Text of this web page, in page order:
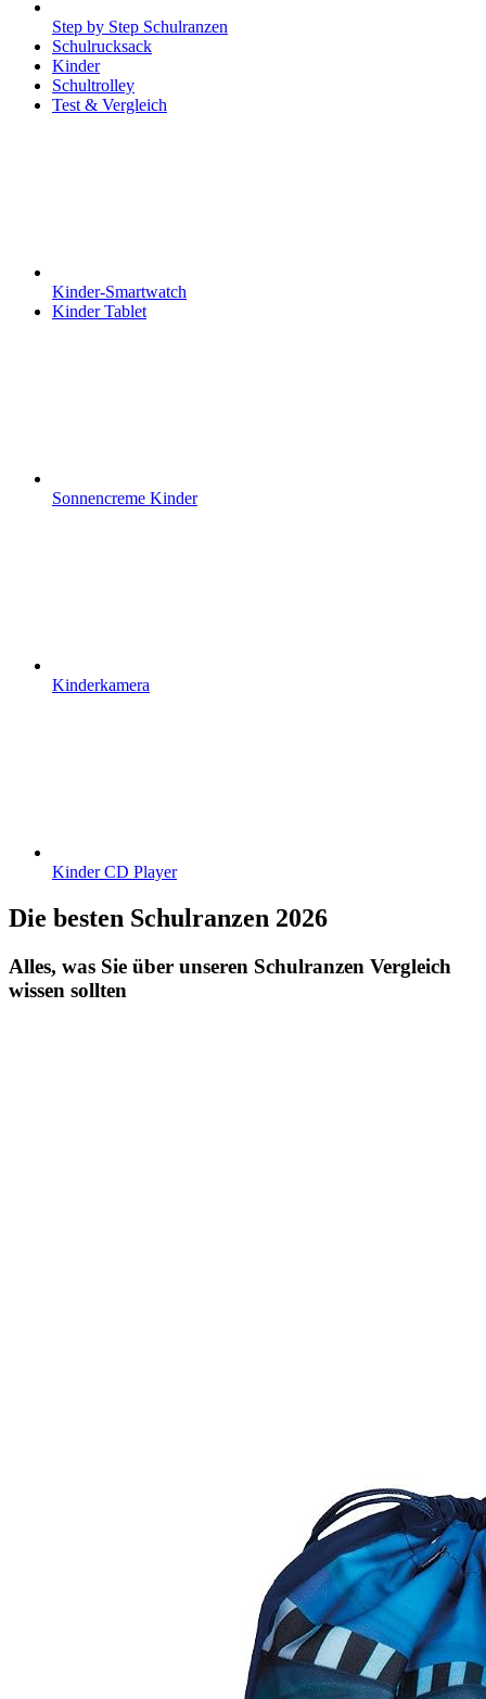
Step by Step Schulranzen
Schulrucksack
Kinder
Schultrolley
Test & Vergleich
Kinder-Smartwatch
Kinder Tablet
Sonnencreme Kinder
Kinderkamera
Kinder CD Player
Die besten Schulranzen 2026
Alles, was Sie über unseren Schulranzen Vergleich
wissen sollten